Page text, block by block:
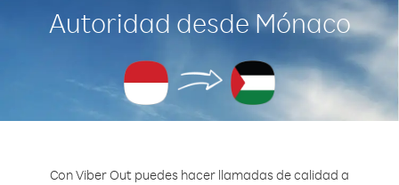
Autoridad desde Mónaco
Con Viber Out puedes hacer llamadas de calidad a